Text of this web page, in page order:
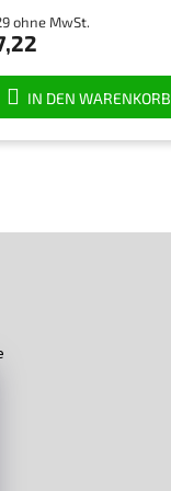
ohne MwSt.
IN DEN WARENKORB